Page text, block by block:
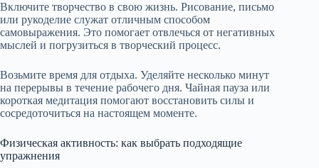
Включите творчество в свою жизнь. Рисование, письмо
или рукоделие служат отличным способом
самовыражения. Это помогает отвлечься от негативных
мыслей и погрузиться в творческий процесс.
Возьмите время для отдыха. Уделяйте несколько минут
на перерывы в течение рабочего дня. Чайная пауза или
короткая медитация помогают восстановить силы и
сосредоточиться на настоящем моменте.
Физическая активность: как выбрать подходящие
упражнения